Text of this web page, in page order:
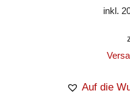
inkl.
Auf die